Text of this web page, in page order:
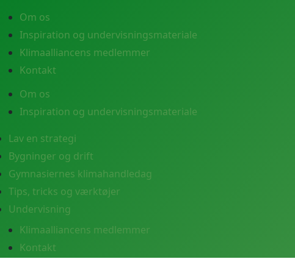
Om os
Inspiration og undervisningsmateriale
Klimaalliancens medlemmer
Kontakt
Om os
Inspiration og undervisningsmateriale
Lav en strategi
Bygninger og drift
Gymnasiernes klimahandledag
Tips, tricks og værktøjer
Undervisning
Klimaalliancens medlemmer
Kontakt